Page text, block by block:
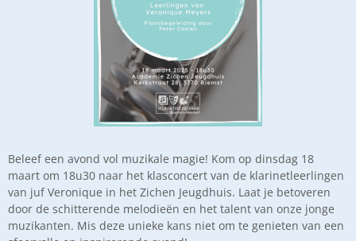
Beleef een avond vol muzikale magie! Kom op dinsdag 18
maart om 18u30 naar het klasconcert van de klarinetleerlingen
van juf Veronique in het Zichen Jeugdhuis. Laat je betoveren
door de schitterende melodieën en het talent van onze jonge
muzikanten. Mis deze unieke kans niet om te genieten van een